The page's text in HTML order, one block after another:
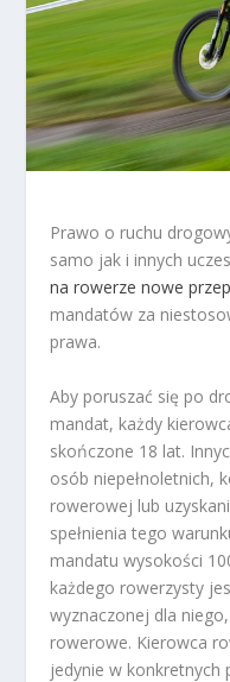
Prawo o ruchu
samo jak i innych
na rowerze nowe
mandatów za
prawa.
Aby poruszać się po
mandat, każdy
skończone 18 lat.
osób niepełnoletnich,
rowerowej lub
spełnienia tego
mandatu wysokości
każdego rowerzysty
wyznaczonej dla
rowerowe. Kierowca
jedynie w konkretnych